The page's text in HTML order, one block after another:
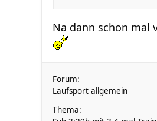
Na dann schon mal
Forum:
Laufsport allgemein
Thema: